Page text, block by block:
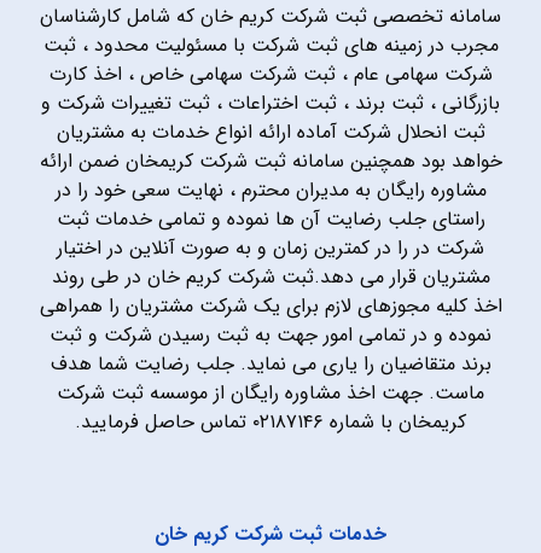
سامانه تخصصی ثبت شرکت کریم خان که شامل کارشناسان
مجرب در زمینه های ثبت شرکت با مسئولیت محدود ، ثبت
شرکت سهامی عام ، ثبت شرکت سهامی خاص ، اخذ کارت
بازرگانی ، ثبت برند ، ثبت اختراعات ، ثبت تغییرات شرکت و
ثبت انحلال شرکت آماده ارائه انواع خدمات به مشتریان
خواهد بود همچنین سامانه ثبت شرکت کریمخان ضمن ارائه
مشاوره رایگان به مدیران محترم ، نهایت سعی خود را در
راستای جلب رضایت آن ها نموده و تمامی خدمات ثبت
شرکت در را در کمترین زمان و به صورت آنلاین در اختیار
مشتریان قرار می دهد.ثبت شرکت کریم خان در طی روند
اخذ کلیه مجوزهای لازم برای یک شرکت مشتریان را همراهی
نموده و در تمامی امور جهت به ثبت رسیدن شرکت و ثبت
برند متقاضیان را یاری می نماید. جلب رضایت شما هدف
ماست. جهت اخذ مشاوره رایگان از موسسه ثبت شرکت
کریمخان با شماره ۰۲۱۸۷۱۴۶ تماس حاصل فرمایید.
خدمات ثبت شرکت کریم خان